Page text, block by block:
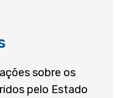
sobre os
pelo Estado